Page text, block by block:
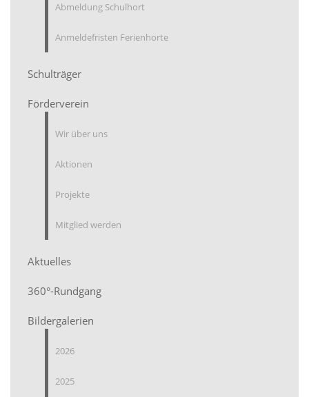
Abmeldung Schulhort
Anmeldefristen Ferienhorte
Schulträger
Förderverein
Wir über uns
Aktionen
Projekte
Mitglied werden
Aktuelles
360°-Rundgang
Bildergalerien
2026
2025